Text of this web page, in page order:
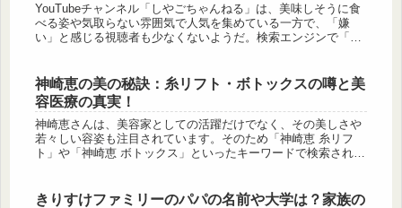
YouTubeチャンネル「しやごちゃんねる」は、美味しそうに食
べる姿や気取らない雰囲気で人気を集めている一方で、「嫌
い」と感じる視聴者も少なくないようだ。検索エンジンで「し
神崎恵の美の秘訣：糸リフト・ボトックスの噂と美
容医療の真実！
神崎恵さんは、美容家としての活躍だけでなく、その美しさや
若々しい容姿も注目されています。そのため「神崎恵 糸リフ
ト」や「神崎恵 ボトックス」といったキーワードで検索される
きりすけファミリーのパパの名前や大学は？家族の